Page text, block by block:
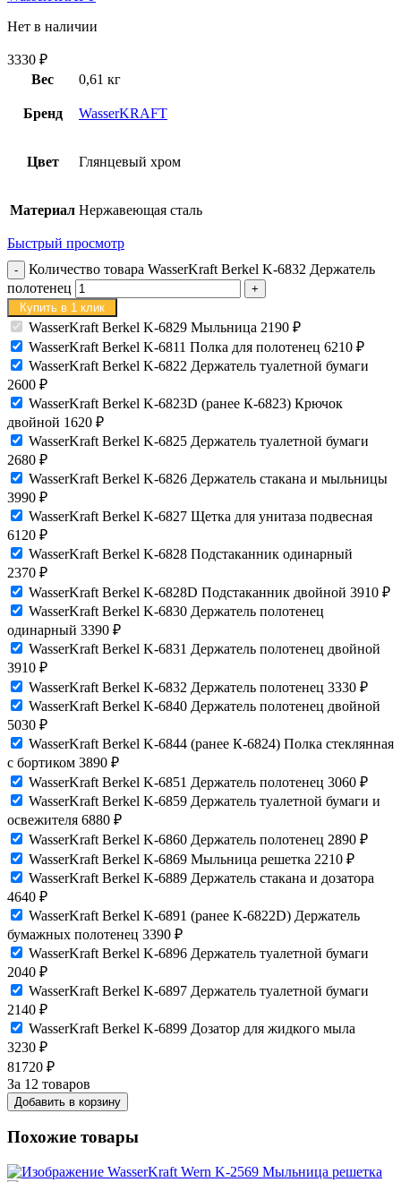
Нет в наличии
3330 ₽
Вес
0,61 кг
Бренд WasserKRAFT
Цвет Глянцевый хром
Материал Нержавеющая сталь
Быстрый просмотр
Количество товара WasserKraft Berkel K-6832 Держатель
полотенец
Купить в 1 клик
WasserKraft Berkel K-6829 Мыльница 2190 ₽
WasserKraft Berkel K-6811 Полка для полотенец 6210 ₽
WasserKraft Berkel K-6822 Держатель туалетной бумаги
2600 ₽
WasserKraft Berkel K-6823D (ранее К-6823) Крючок
двойной 1620 ₽
WasserKraft Berkel K-6825 Держатель туалетной бумаги
2680 ₽
WasserKraft Berkel K-6826 Держатель стакана и мыльницы
3990 ₽
WasserKraft Berkel K-6827 Щетка для унитаза подвесная
6120 ₽
WasserKraft Berkel K-6828 Подстаканник одинарный
2370 ₽
WasserKraft Berkel K-6828D Подстаканник двойной 3910 ₽
WasserKraft Berkel K-6830 Держатель полотенец
одинарный 3390 ₽
WasserKraft Berkel K-6831 Держатель полотенец двойной
3910 ₽
WasserKraft Berkel K-6832 Держатель полотенец 3330 ₽
WasserKraft Berkel K-6840 Держатель полотенец двойной
5030 ₽
WasserKraft Berkel K-6844 (ранее К-6824) Полка стеклянная
с бортиком 3890 ₽
WasserKraft Berkel K-6851 Держатель полотенец 3060 ₽
WasserKraft Berkel K-6859 Держатель туалетной бумаги и
освежителя 6880 ₽
WasserKraft Berkel K-6860 Держатель полотенец 2890 ₽
WasserKraft Berkel K-6869 Мыльница решетка 2210 ₽
WasserKraft Berkel K-6889 Держатель стакана и дозатора
4640 ₽
WasserKraft Berkel K-6891 (ранее К-6822D) Держатель
бумажных полотенец 3390 ₽
WasserKraft Berkel K-6896 Держатель туалетной бумаги
2040 ₽
WasserKraft Berkel K-6897 Держатель туалетной бумаги
2140 ₽
WasserKraft Berkel K-6899 Дозатор для жидкого мыла
3230 ₽
81720 ₽
За 12 товаров
Добавить в корзину
Похожие товары